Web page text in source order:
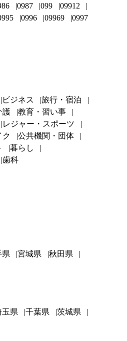
0987 099
09912
0996 09969 0997
ビジネス
旅行・宿泊
護
教育・習い事
レジャー・スポーツ
ク
公共機関・団体
暮らし
歯科
県 宮城県
秋田県
玉県 千葉県
茨城県